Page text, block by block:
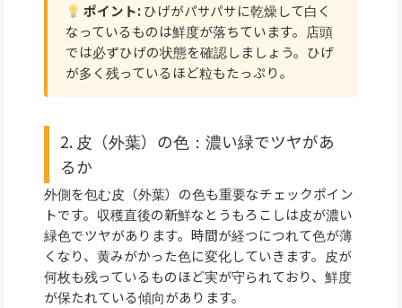
ポイント:ひげがパサパサに乾燥して白く
なっているものは鮮度が落ちています。店頭
では必ずひげの状態を確認しましょう。ひげ
が多く残っているほど粒もたっぷり。
2. 皮（外葉）の色：濃い緑でツヤがあ
るか
外側を包む皮（外葉）の色も重要なチェックポイン
トです。収穫直後の新鮮なとうもろこしは皮が濃い
緑色でツヤがあります。時間が経つにつれて色が薄
くなり、黄みがかった色に変化していきます。皮が
何枚も残っているものほど実が守られており、鮮度
が保たれている傾向があります。